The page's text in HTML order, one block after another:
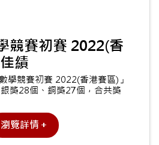
競賽初賽 2022(香
績
學競賽初賽 2022(香港賽區)」
獎28個、銅獎27個，合共獎
瀏覽詳情＋